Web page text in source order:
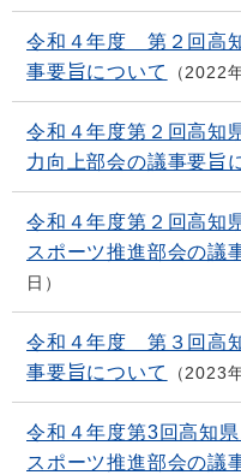
令和４年度 第２回高
事要旨について
2022
令和４年度第２回高
力向上部会の議事要旨
令和４年度第２回高
スポーツ推進部会の議
日
令和４年度 第３回高
事要旨について
2023
令和４年度第3回高知
スポーツ推進部会の議